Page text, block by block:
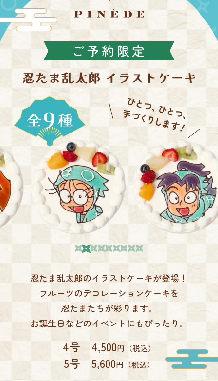
忍たま乱太郎のイラストケーキが登場！
フルーツのデコレーションケーキを
忍たまたちが彩ります。
お誕生日などのイベントにもぴったり。
4号 4,500円（税込）
5号 5,600円（税込）